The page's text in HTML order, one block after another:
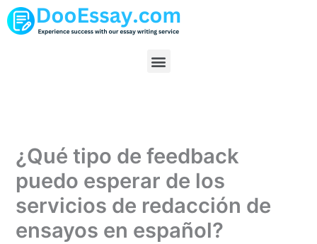
Skip
to
Menu
¿Qué tipo de feedback
puedo esperar de los
servicios de redacción de
ensayos en español?